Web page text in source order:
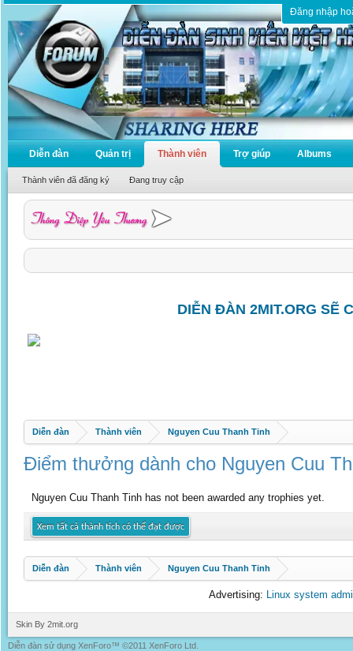
Đăng nhập
Diễn đàn Quản trị Thành viên
Thành viên đã đăng ký Đang truy cập
Trợ giúp Albums
DIỄN ĐÀN 2MIT.ORG SẼ
Diễn đàn Thành viên Nguyen Cuu Thanh Tinh
Điểm thưởng dành cho Nguyen Cuu
Nguyen Cuu Thanh Tinh has not been awarded any trophies yet.
Xem tất cả thành tích có thể đạt được
Diễn đàn Thành viên Nguyen Cuu Thanh Tinh
Advertising: Linux system
Skin By 2mit.org
Diễn đàn sử dụng XenForo™ ©2011 XenForo Ltd.